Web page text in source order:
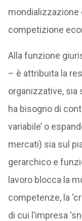
mondializzazione
competizione
Alla funzione
– è attribuita la
organizzative, sia
ha bisogno di
variabile’ o
mercati) sia sul
gerarchico e
lavoro blocca la
competenze, la
di cui l’impresa